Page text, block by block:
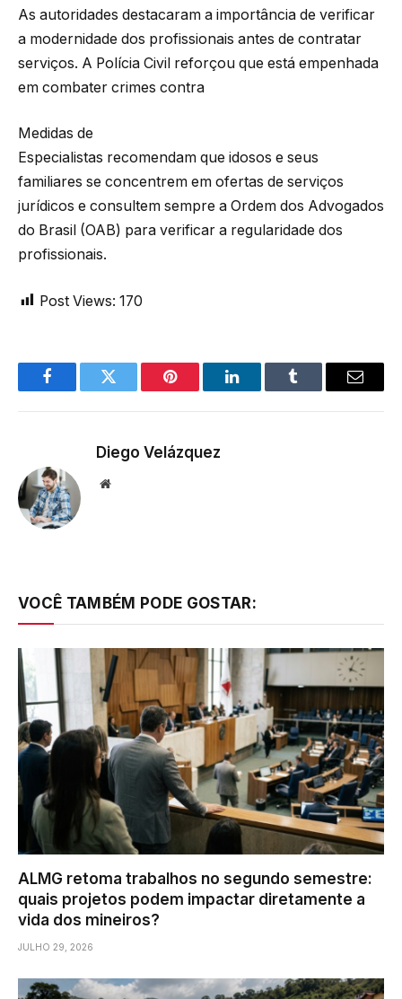
As autoridades destacaram a importância de verificar
a modernidade dos profissionais antes de contratar
serviços. A Polícia Civil reforçou que está empenhada
em combater crimes contra
Medidas de
Especialistas recomendam que idosos e seus
familiares se concentrem em ofertas de serviços
jurídicos e consultem sempre a Ordem dos Advogados
do Brasil (OAB) para verificar a regularidade dos
profissionais.
Post Views: 170
FacebookTwitter Pinterest LinkedInTumblr Email
Diego Velázquez
Website
VOCÊ TAMBÉM PODE GOSTAR:
ALMG retoma trabalhos no segundo semestre:
quais projetos podem impactar diretamente a
vida dos mineiros?
JULHO 29, 2026